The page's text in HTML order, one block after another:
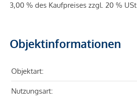
3,00 % des Kaufpreises zzgl. 20 %
Objektinformationen
Objektart:
Nutzungsart: